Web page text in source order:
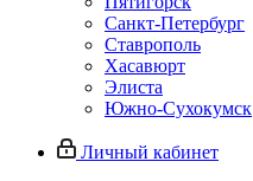
Санкт-Петербург
Ставрополь
Хасавюрт
Элиста
Южно-Сухокумск
Личный кабинет